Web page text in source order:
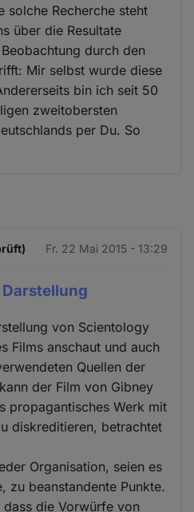
solche Recherche steht
über die Resultate
durch den
Mir selbst wurde diese
bin ich seit 50
zweitobersten
per Du. So
Fr. 22 Mai 2015 - 13:29
Darstellung
von Scientology
Films anschaut und auch
Quellen der
der Film von Gibney
propagantisches Werk mit
diskreditieren, betrachtet
Organisation, seien es
zu beanstandente Punkte.
die Vorwürfe von